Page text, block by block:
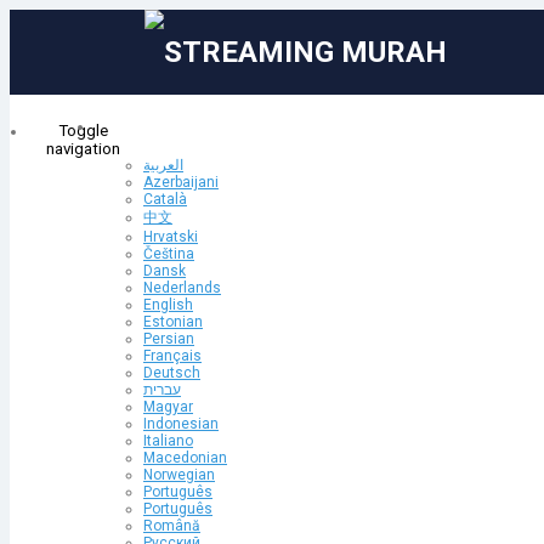
Toggle
navigation
العربية
Azerbaijani
Català
中文
Hrvatski
Čeština
Dansk
Nederlands
English
Estonian
Persian
Français
Deutsch
עברית
Magyar
Indonesian
Italiano
Macedonian
Norwegian
Português
Português
Română
Área do Cliente
Soluções
Procurar todos
HOSTING INDONESIA
HOSTING INDONESIA 2
Reseller Hosting
SHOUTcast Live IIX
SHOUTcast Live SG
SHOUTcast AUTODJ IIX
SHOUTcast AUTODJ SG
ICEcast Live IIX
SHOUTcast Live SG
HOSTING INDONESIAHOSTING INDONESIA 2
SHOUTcast Live SGSHOUTcast AUTODJ IIX
ICEcast Live IIX
ICEcast Live SG
Reseller Streaming IIXReseller Streaming SG
WEB BISNIS DAN PERUSAHAAN
Registrar um novo domínioTransferir um domínio
- * Max 25 Listeners